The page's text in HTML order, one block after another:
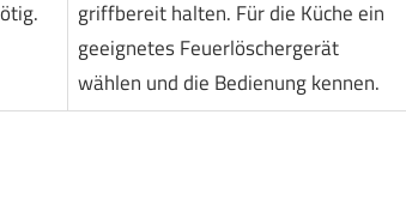
griffbereit halten. Für die Küche ein
geeignetes Feuerlöschergerät
wählen und die Bedienung kennen.